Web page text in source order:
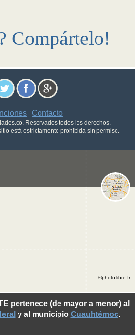
Compártelo!
- Contacto
Reservados todos los derechos.
está estrictamente prohibida sin permiso.
pertenece (de mayor a menor) al
y al municipio Cuauhtémoc.
©photo-libre.fr